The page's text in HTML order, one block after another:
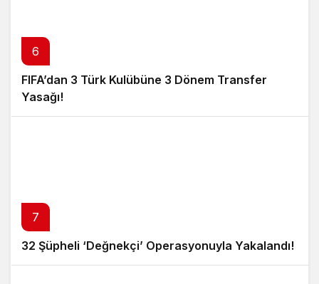
6
FIFA’dan 3 Türk Kulübüne 3 Dönem Transfer
Yasağı!
7
32 Şüpheli ‘Değnekçi’ Operasyonuyla Yakalandı!